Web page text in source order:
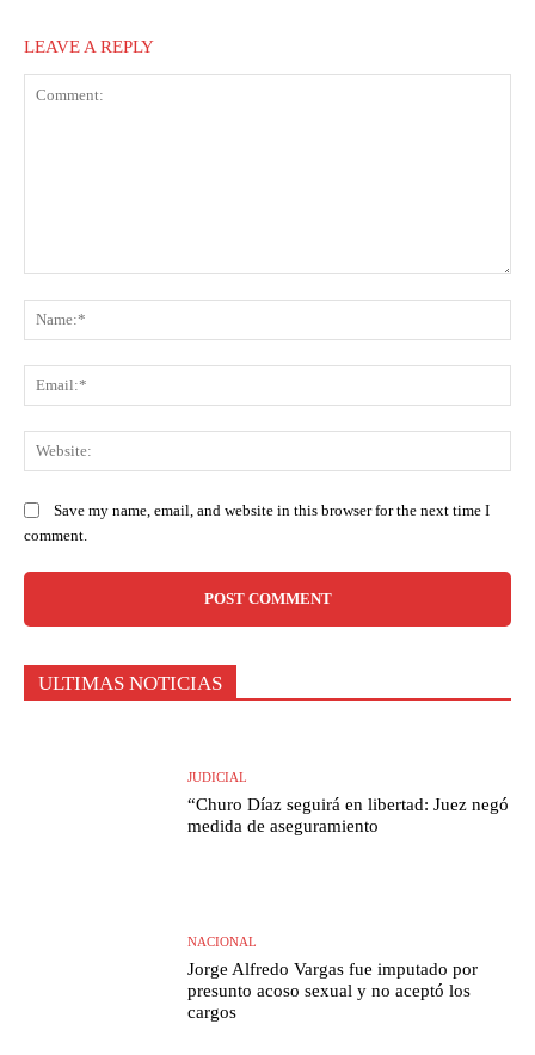
LEAVE A REPLY
Save my name, email, and website in this browser for the next time I
comment.
ULTIMAS NOTICIAS
JUDICIAL
“Churo Díaz seguirá en libertad: Juez negó
medida de aseguramiento
NACIONAL
Jorge Alfredo Vargas fue imputado por
presunto acoso sexual y no aceptó los
cargos